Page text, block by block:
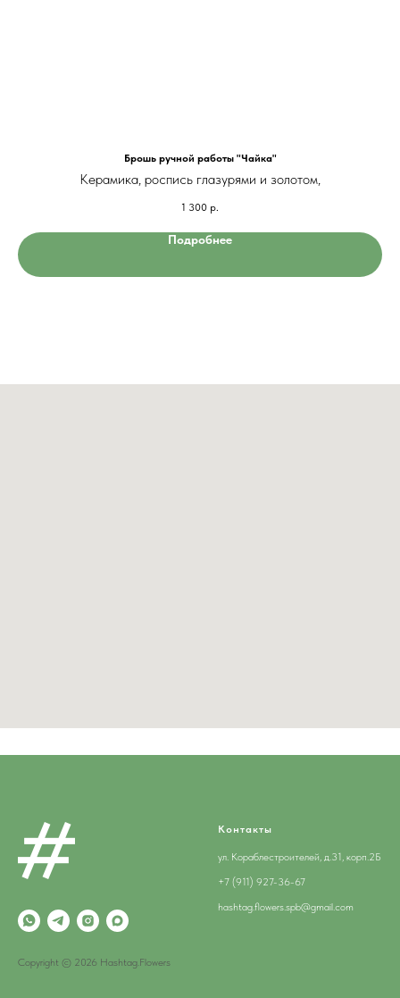
Брошь ручной работы "Чайка"
Керамика, роспись глазурями и золотом,
1 300 р.
Подробнее
Copyright © 2026 Hashtag.Flowers
Контакты
ул. Кораблестроителей, д.31, корп.2Б
+7 (911) 927-36-67
hashtag.flowers.spb@gmail.com